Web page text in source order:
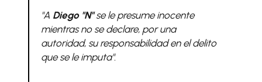
"A Diego "N"se le presume inocente
mientras no se declare, por una
autoridad, su responsabilidad en el delito
que se le imputa".